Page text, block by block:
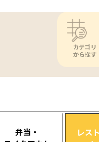
カテゴリ
から探す
弁当・
レス